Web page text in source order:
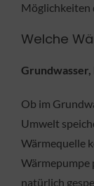
Möglichkeiten
Welche
Ob im
Umwelt
Wärmequelle
Wärmepumpe
natürlich